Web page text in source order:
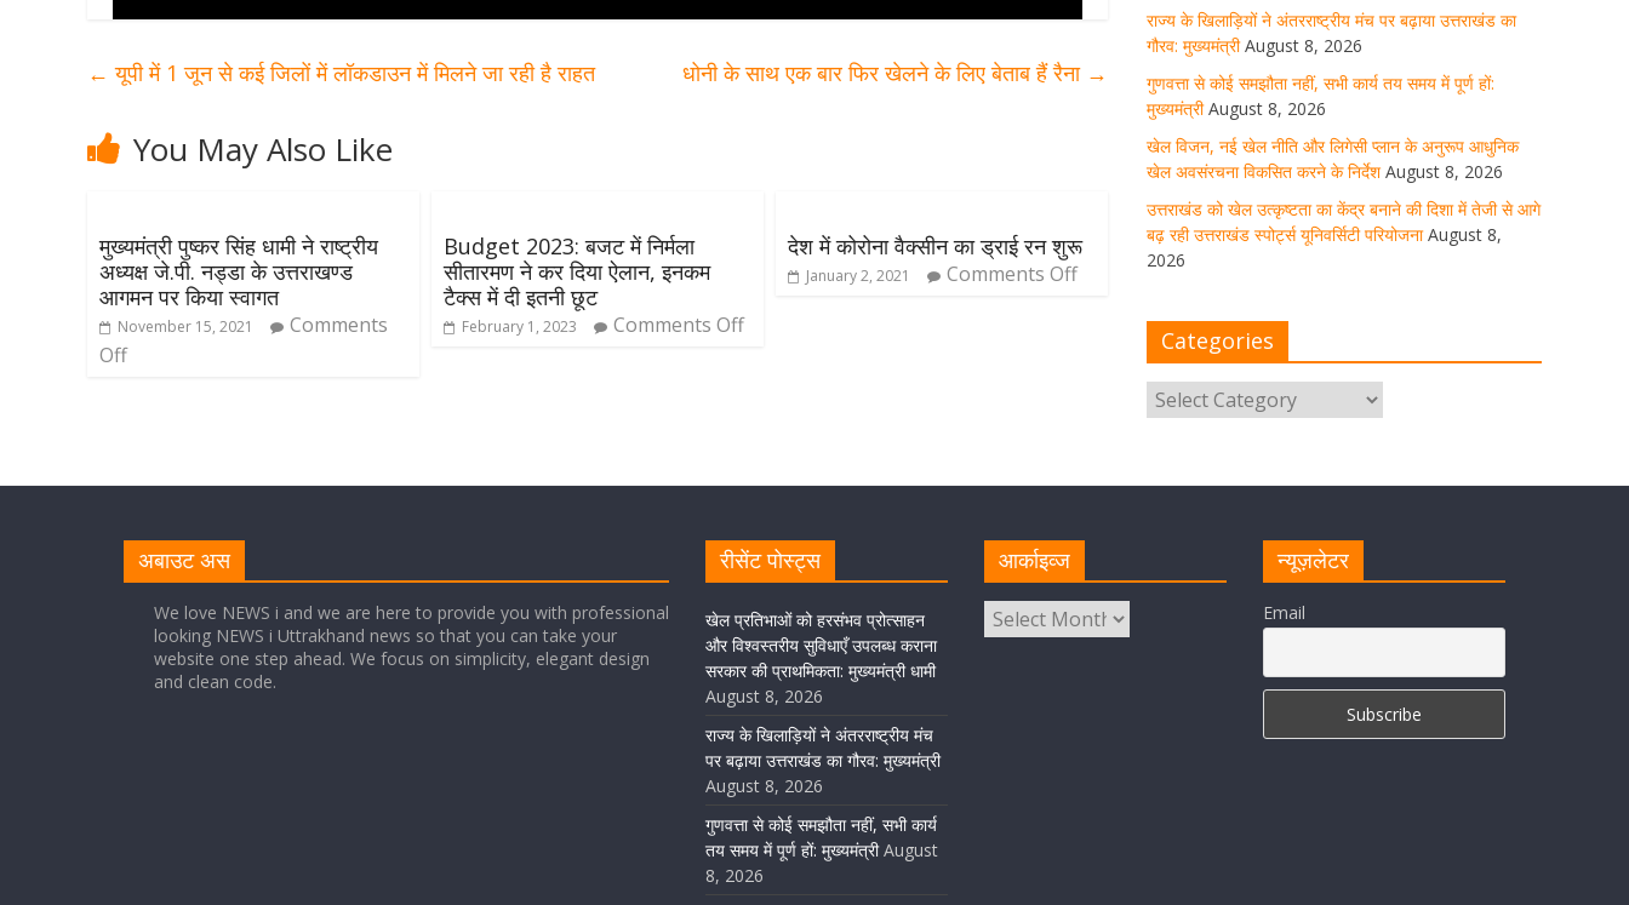
← यूपी में 1 जून से कई जिलों में लॉकडाउन में मिलने जा रही है राहत धोनी के साथ एक बार फिर खेलने के लिए बेताब हैं रैना →
You May Also Like
मुख्यमंत्री पुष्कर सिंह धामी ने राष्ट्रीय
अध्यक्ष जे.पी. नड्डा के उत्तराखण्ड
आगमन पर किया स्वागत
November 15, 2021
Comments
Off
Budget 2023: बजट में निर्मला
सीतारमण ने कर दिया ऐलान, इनकम
टैक्स में दी इतनी छूट
February 1, 2023 Comments Off
देश में कोरोना वैक्सीन का ड्राई रन शुरू
January 2, 2021 Comments Off
उत्तराखंड को खेल उत्कृष्टता का केंद्र
बनाने की दिशा में तेजी से आगे बढ़ रही
उत्तराखंड स्पोर्ट्स यूनिवर्सिटी परियोजना
August 8, 2026 1 Comment
मुख्य सचिव ने कहा- कौशल विकास से
संबंधित सभी विभाग एक प्लेटफॉर्म पर करें
साइबर अपराध नियंत्रण व प्रबंधन में
उत्तराखंड पुलिस का पांचवां नंबर, सीएम
धामी ने दी बधाई
निलंबित
मजदूरी, ओवरटाइम पर मिलेगा दोगुना
भुगतान
राज्य के खिलाड़ियों ने अंतरराष्ट्रीय मंच पर बढ़ाया उत्तराखंड का
गौरव: मुख्यमंत्री August 8, 2026
गुणवत्ता से कोई समझौता नहीं, सभी कार्य तय समय में पूर्ण हों:
मुख्यमंत्री August 8, 2026
खेल विजन, नई खेल नीति और लिगेसी प्लान के अनुरूप आधुनिक
खेल अवसंरचना विकसित करने के निर्देश August 8, 2026
उत्तराखंड को खेल उत्कृष्टता का केंद्र बनाने की दिशा में तेजी से आगे
बढ़ रही उत्तराखंड स्पोर्ट्स यूनिवर्सिटी परियोजना August 8,
2026
Categories
अबाउट अस
We love NEWS i and we are here to provide you with professional
looking NEWS i Uttrakhand news so that you can take your
website one step ahead. We focus on simplicity, elegant design
and clean code.
रीसेंट पोस्ट्स
खेल प्रतिभाओं को हरसंभव प्रोत्साहन
और विश्वस्तरीय सुविधाएँ उपलब्ध कराना
सरकार की प्राथमिकता: मुख्यमंत्री धामी
August 8, 2026
राज्य के खिलाड़ियों ने अंतरराष्ट्रीय मंच
पर बढ़ाया उत्तराखंड का गौरव: मुख्यमंत्री
August 8, 2026
गुणवत्ता से कोई समझौता नहीं, सभी कार्य
तय समय में पूर्ण हों: मुख्यमंत्री August
8, 2026
आर्काइव्ज न्यूज़लेटर
Email